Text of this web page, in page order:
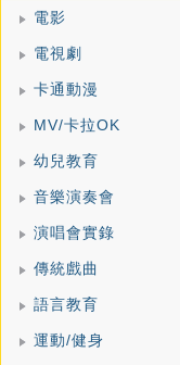
電影
電視劇
卡通動漫
MV/卡拉OK
幼兒教育
音樂演奏會
演唱會實錄
傳統戲曲
語言教育
運動/健身